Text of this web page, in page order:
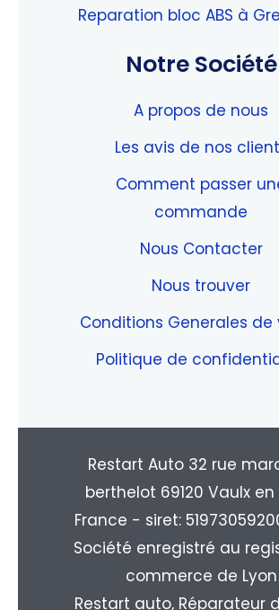
Reparation bloc ABS à
Notre Société
A propos de nous
Les avis de nos
Comment passer
commande
Nous Contacter
Nous trouver
Conditions Generales de
Politique de
Restart Auto 32 rue
berthelot 69120 Vaulx en
France - siret:
Société enregistré au
commerce de Lyon
Restart auto, Réparateur